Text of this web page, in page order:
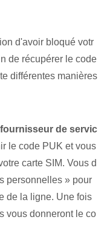
d'avoir bloqué votr
de récupérer le code
différentes manières
de servic
le code PUK et vous
carte SIM. Vous d
personnelles » pour
de la ligne. Une fois
vous donneront le co